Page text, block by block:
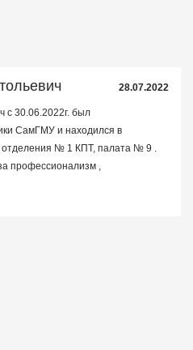
28.07.2022
с 30.06.2022г. был
СамГМУ и находился в
отделения № 1 КПТ, палата № 9 .
профессионализм ,
Низкий поклон